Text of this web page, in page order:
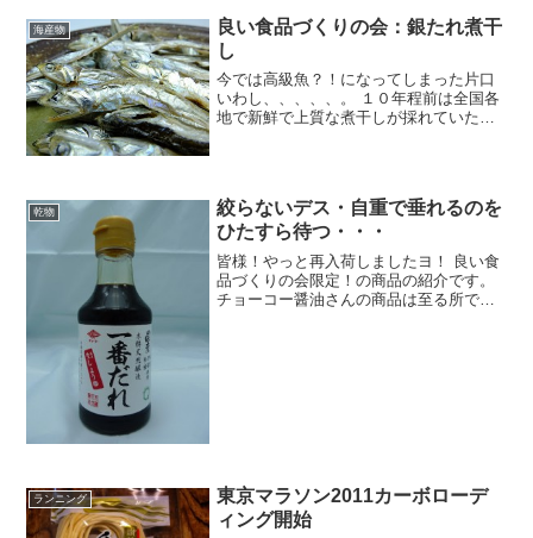
海産物
良い食品づくりの会：銀たれ煮干
し
今では高級魚？！になってしまった片口
いわし、、、、、。 １０年程前は全国各
地で新鮮で上質な煮干しが採れていたの
質の煮干しが入荷する...
乾物
絞らないデス・自重で垂れるのを
ひたすら待つ・・・
皆様！やっと再入荷しましたヨ！ 良い食
品づくりの会限定！の商品の紹介です。
チョーコー醤油さんの商品は至る所で販
ランニング
東京マラソン2011カーボローデ
ィング開始